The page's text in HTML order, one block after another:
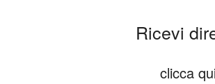
Ricevi
clicca